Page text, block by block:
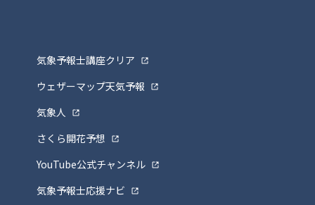
気象予報士講座クリア
ウェザーマップ天気予報
気象人
さくら開花予想
YouTube公式チャンネル
気象予報士応援ナビ